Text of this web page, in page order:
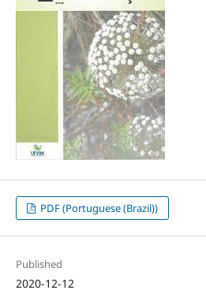
PDF (Portuguese (Brazil))
Published
2020-12-12